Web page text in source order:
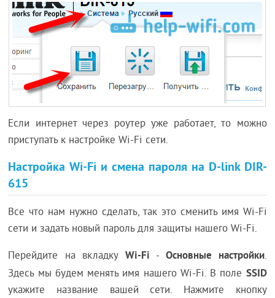
Если интернет через роутер уже работает, то можно
приступать к настройке Wi-Fi сети.
Настройка Wi-Fi и смена пароля на D-link DIR-
615
Все что нам нужно сделать, так это сменить имя Wi-Fi
сети и задать новый пароль для защиты нашего Wi-Fi.
Перейдите на вкладку Wi-Fi -Основные настройки.
Здесь мы будем менять имя нашего Wi-Fi. В поле SSID
укажите название вашей сети. Нажмите кнопку